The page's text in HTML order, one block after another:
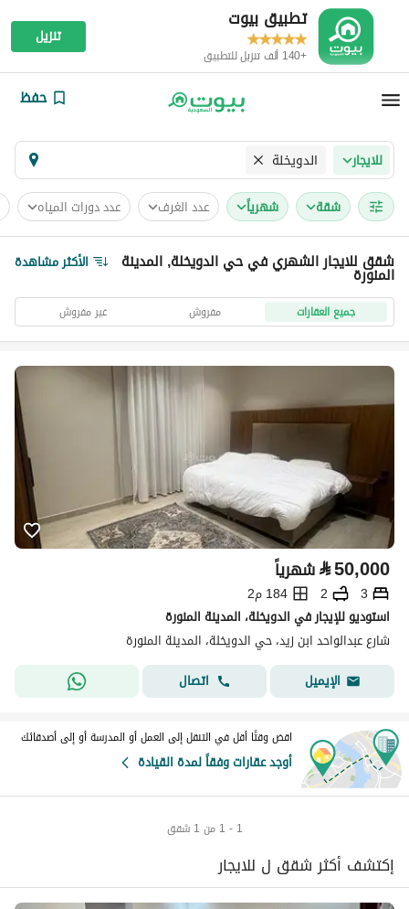
تطبيق بيوت
+140 ألف تنزيل للتطبيق
تنزيل
حفظ
للايجار الدويخلة
شقة شهرياً عدد الغرف عدد دورات المياه
شقق للايجار الشهري في حي الدويخلة, المدينة
المنورة الأكثر مشاهدة
جميع العقارات مفروش غير مفروش
⃁50,000 شهرياً
3
2
184 م2
استوديو للإيجار في الدويخلة، المدينة المنورة
شارع عبدالواحد ابن زيد، حي الدويخلة، المدينة المنورة
الإيميل
اتصال
اقض وقتًا أقل في التنقل إلى العمل أو المدرسة أو إلى أصدقائك
أوجد عقارات وفقاً لمدة القيادة
1 - 1 من 1 شقق
إكتشف أكثر شقق ل للايجار